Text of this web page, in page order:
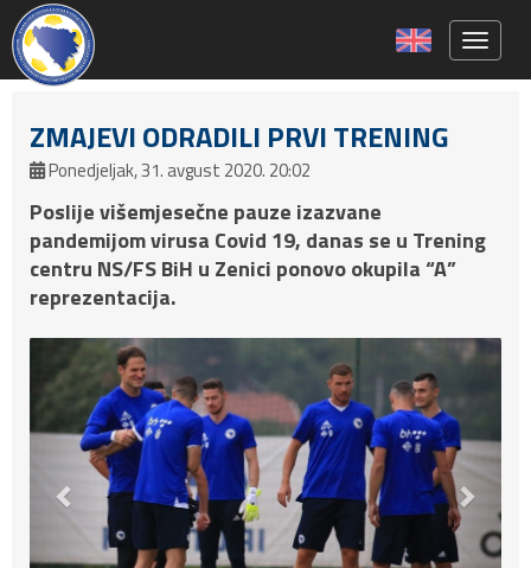
ZMAJEVI ODRADILI PRVI TRENING
Ponedjeljak, 31. avgust 2020. 20:02
Poslije višemjesečne pauze izazvane
pandemijom virusa Covid 19, danas se u Trening
centru NS/FS BiH u Zenici ponovo okupila “A”
reprezentacija.